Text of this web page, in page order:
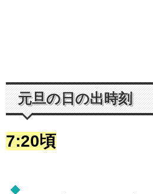
元旦の日の出時刻
7:20頃